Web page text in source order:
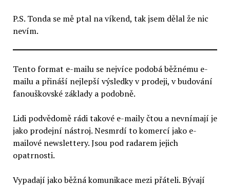
P.S. Tonda se mě ptal na víkend, tak jsem dělal že nic
nevím.
Tento format e-mailu se nejvíce podobá běžnému e-
mailu a přináší nejlepší výsledky v prodeji, v budování
fanouškovské základy a podobně.
Lidi podvědomě rádi takové e-maily čtou a nevnímají je
jako prodejní nástroj. Nesmrdí to komercí jako e-
mailové newslettery. Jsou pod radarem jejich
opatrnosti.
Vypadají jako běžná komunikace mezi přáteli. Bývají